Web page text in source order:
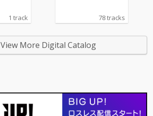
1 track 78 tracks
View More Digital Catalog